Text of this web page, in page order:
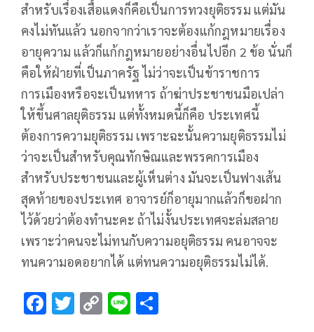
สำหรับเรื่องเสื้อแดงก็คือเป็นการทวงยุติธรรม แต่มัน
คงไม่ทันแล้ว นอกจากว่าเราจะต้องแก้กฎหมายเรื่อง
อายุความ แล้วก็แก้กฎหมายอย่างอื่นไปอีก 2 ข้อ นั่นก็
คือให้ฝ่ายที่เป็นภาครัฐ ไม่ว่าจะเป็นข้าราชการ
การเมืองหรือจะเป็นทหาร ถ้าฆ่าประชาชนมือเปล่า
ให้ขึ้นศาลยุติธรรม แต่ทั้งหมดนี้ก็คือ ประเทศนี้
ต้องการความยุติธรรม เพราะฉะนั้นความยุติธรรมไม่
ว่าจะเป็นสำหรับคุณทักษิณและพรรคการเมือง
สำหรับประชาชนและผู้เห็นต่าง มันจะเป็นฟางเส้น
สุดท้ายของประเทศ อาจารย์ก็อายุมากแล้วก็ขอฝาก
ไว้ด้วยว่าต้องทำนะคะ ถ้าไม่งั้นประเทศจะล่มสลาย
เพราะว่าคนจะไม่ทนกับความอยุติธรรม คนอาจจะ
ทนความอดอยากได้ แต่ทนความอยุติธรรมไม่ได้.
F T C Li